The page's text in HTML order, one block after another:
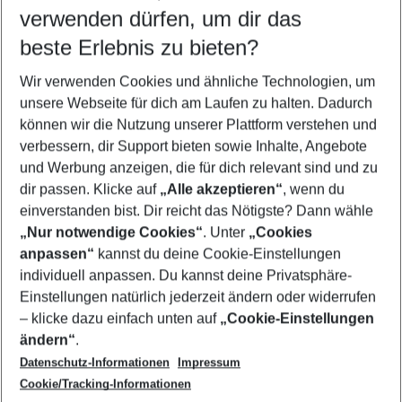
Wähle deinen Reisezeitraum
5-8 Nächte
2 Erwachsene Keine Kinder
Mehr Filter anzeigen
Footer
Footer navigation
Über uns
AGB
Bestpreisgarantie
Cookie-Einstellungen ändern
Cookie-Richtlinie
Agenturbetreuung
Barrierefreies Reisen
Folge uns
verwenden dürfen, um dir das
beste Erlebnis zu bieten?
Wir verwenden Cookies und ähnliche Technologien, um
unsere Webseite für dich am Laufen zu halten. Dadurch
können wir die Nutzung unserer Plattform verstehen und
verbessern, dir Support bieten sowie Inhalte, Angebote
und Werbung anzeigen, die für dich relevant sind und zu
dir passen. Klicke auf „Alle akzeptieren“, wenn du
einverstanden bist. Dir reicht das Nötigste? Dann wähle
„Nur notwendige Cookies“. Unter „Cookies
anpassen“ kannst du deine Cookie-Einstellungen
individuell anpassen. Du kannst deine Privatsphäre-
Einstellungen natürlich jederzeit ändern oder widerrufen
– klicke dazu einfach unten auf „Cookie-Einstellungen
ändern“.
Datenschutz-Informationen
Impressum
Cookie/Tracking-Informationen